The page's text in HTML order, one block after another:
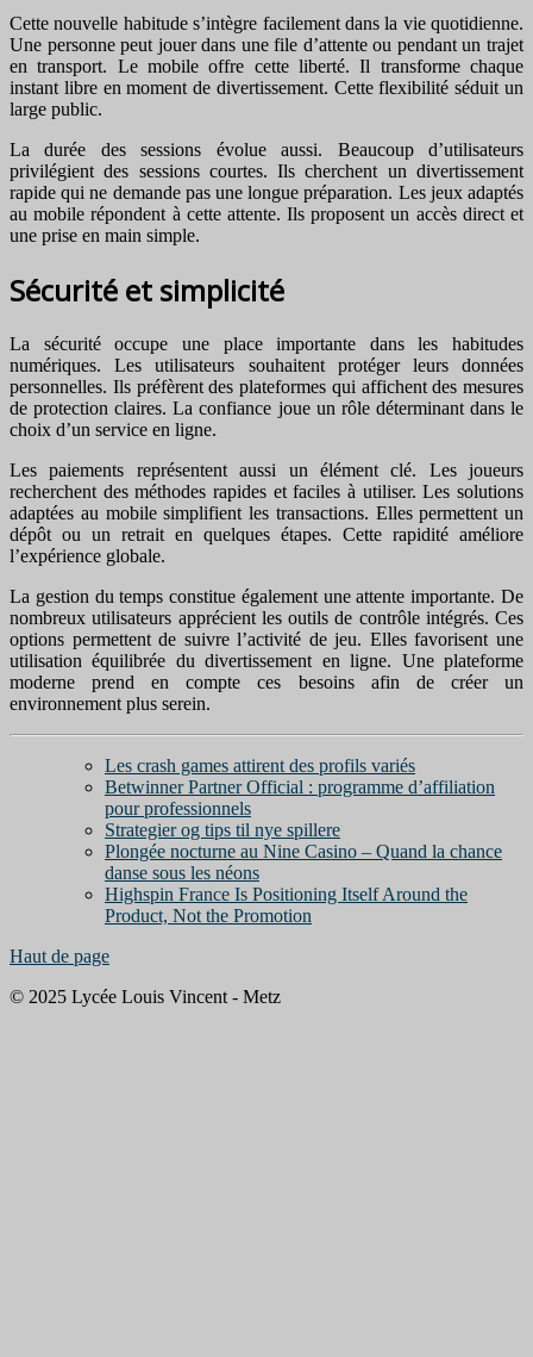
Cette nouvelle habitude s’intègre facilement dans la vie quotidienne.
Une personne peut jouer dans une file d’attente ou pendant un trajet
en transport. Le mobile offre cette liberté. Il transforme chaque
instant libre en moment de divertissement. Cette flexibilité séduit un
large public.
La durée des sessions évolue aussi. Beaucoup d’utilisateurs
privilégient des sessions courtes. Ils cherchent un divertissement
rapide qui ne demande pas une longue préparation. Les jeux adaptés
au mobile répondent à cette attente. Ils proposent un accès direct et
une prise en main simple.
Sécurité et simplicité
La sécurité occupe une place importante dans les habitudes
numériques. Les utilisateurs souhaitent protéger leurs données
personnelles. Ils préfèrent des plateformes qui affichent des mesures
de protection claires. La confiance joue un rôle déterminant dans le
choix d’un service en ligne.
Les paiements représentent aussi un élément clé. Les joueurs
recherchent des méthodes rapides et faciles à utiliser. Les solutions
adaptées au mobile simplifient les transactions. Elles permettent un
dépôt ou un retrait en quelques étapes. Cette rapidité améliore
l’expérience globale.
La gestion du temps constitue également une attente importante. De
nombreux utilisateurs apprécient les outils de contrôle intégrés. Ces
options permettent de suivre l’activité de jeu. Elles favorisent une
utilisation équilibrée du divertissement en ligne. Une plateforme
moderne prend en compte ces besoins afin de créer un
environnement plus serein.
Les crash games attirent des profils variés
Betwinner Partner Official : programme d’affiliation
pour professionnels
Strategier og tips til nye spillere
Plongée nocturne au Nine Casino – Quand la chance
danse sous les néons
Highspin France Is Positioning Itself Around the
Product, Not the Promotion
Haut de page
© 2025 Lycée Louis Vincent - Metz